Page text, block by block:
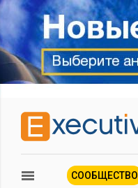
СООБЩЕСТВО